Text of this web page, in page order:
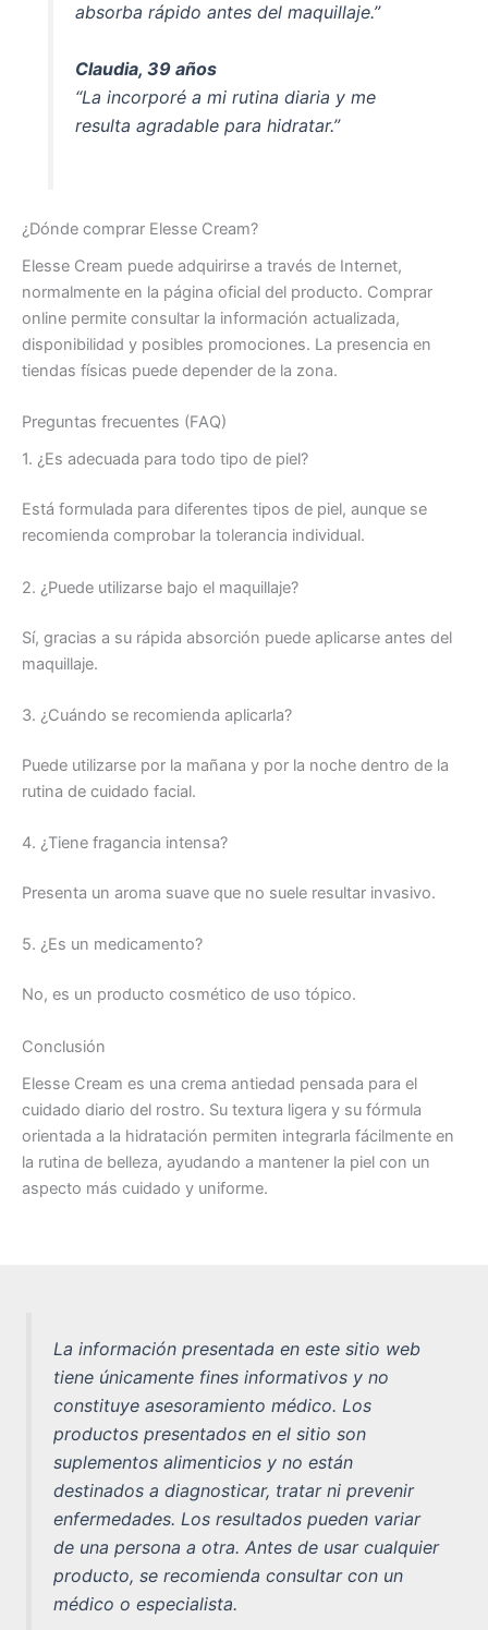
absorba rápido antes del maquillaje.”
Claudia, 39 años
“La incorporé a mi rutina diaria y me
resulta agradable para hidratar.”
¿Dónde comprar Elesse Cream?
Elesse Cream puede adquirirse a través de Internet,
normalmente en la página oficial del producto. Comprar
online permite consultar la información actualizada,
disponibilidad y posibles promociones. La presencia en
tiendas físicas puede depender de la zona.
Preguntas frecuentes (FAQ)
1. ¿Es adecuada para todo tipo de piel?
Está formulada para diferentes tipos de piel, aunque se
recomienda comprobar la tolerancia individual.
2. ¿Puede utilizarse bajo el maquillaje?
Sí, gracias a su rápida absorción puede aplicarse antes del
maquillaje.
3. ¿Cuándo se recomienda aplicarla?
Puede utilizarse por la mañana y por la noche dentro de la
rutina de cuidado facial.
4. ¿Tiene fragancia intensa?
Presenta un aroma suave que no suele resultar invasivo.
5. ¿Es un medicamento?
No, es un producto cosmético de uso tópico.
Conclusión
Elesse Cream es una crema antiedad pensada para el
cuidado diario del rostro. Su textura ligera y su fórmula
orientada a la hidratación permiten integrarla fácilmente en
la rutina de belleza, ayudando a mantener la piel con un
aspecto más cuidado y uniforme.
La información presentada en este sitio web
tiene únicamente fines informativos y no
constituye asesoramiento médico. Los
productos presentados en el sitio son
suplementos alimenticios y no están
destinados a diagnosticar, tratar ni prevenir
enfermedades. Los resultados pueden variar
de una persona a otra. Antes de usar cualquier
producto, se recomienda consultar con un
médico o especialista.